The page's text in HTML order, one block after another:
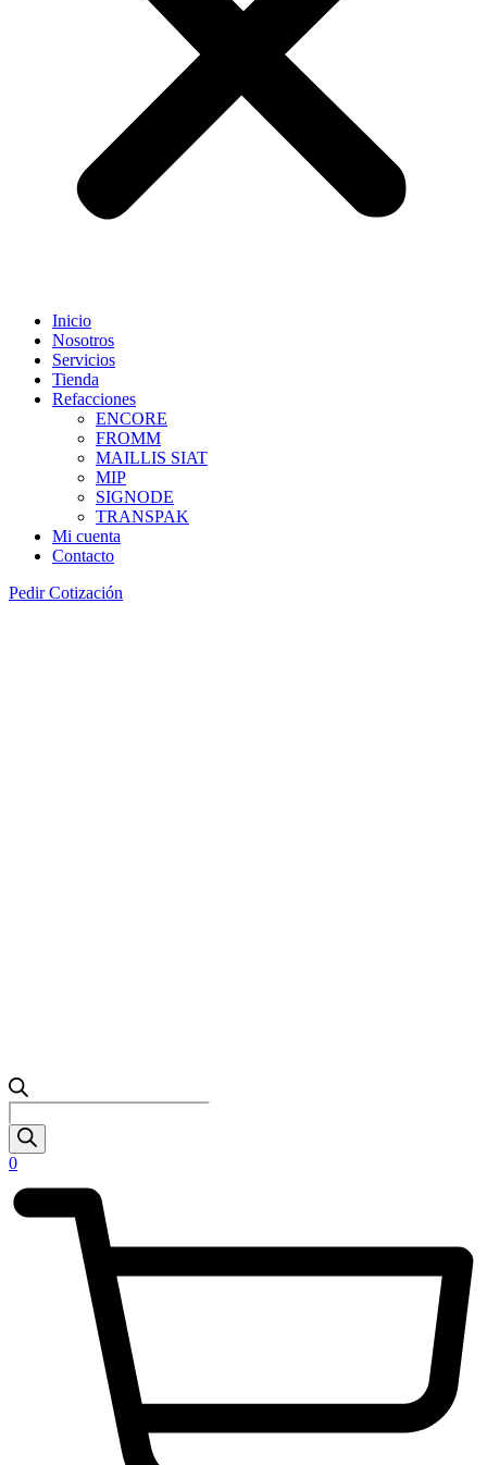
Inicio
Nosotros
Servicios
Tienda
Refacciones
ENCORE
FROMM
MAILLIS SIAT
MIP
SIGNODE
TRANSPAK
Mi cuenta
Contacto
Pedir Cotización
Products
search
0